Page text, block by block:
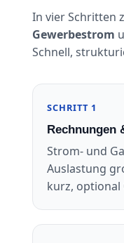
In vier Schritten
Gewerbestrom
Schnell,
SCHRITT 1
Rechnungen
Strom- und
Auslastung
kurz, optional